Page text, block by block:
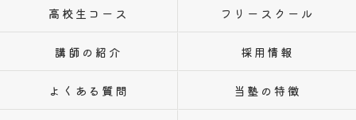
高校生コース フリースクール
講師の紹介 採用情報
よくある質問 当塾の特徴